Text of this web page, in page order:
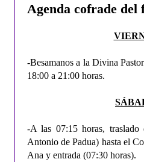
Agenda cofrade del
-Besamanos a la Divina
18:00 a 21:00 horas.
-A las 07:15 horas,
Antonio de Padua) hasta el
Ana y entrada (07:30 horas).